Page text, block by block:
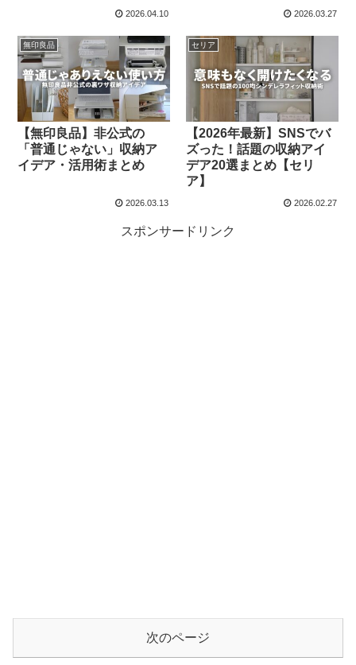
2026.04.10 2026.03.27
無印良品
【無印良品】非公式の
「普通じゃない」収納ア
イデア・活用術まとめ
2026.03.13
セリア
【2026年最新】SNSでバ
ズった！話題の収納アイ
デア20選まとめ【セリ
ア】
2026.02.27
スポンサードリンク
次のページ